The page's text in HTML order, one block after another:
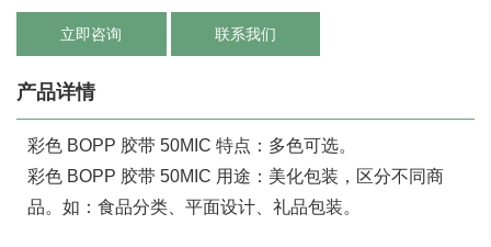
立即咨询 联系我们
产品详情
彩色 BOPP 胶带 50MIC 特点：多色可选。
彩色 BOPP 胶带 50MIC 用途：美化包装，区分不同商
品。如：食品分类、平面设计、礼品包装。